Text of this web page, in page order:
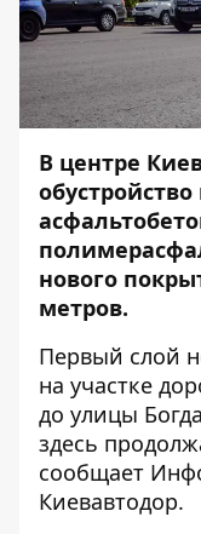
В центре
нового
метров.
Первый слой
на участке
до улицы
здесь
сообщает
Киевавтодор.